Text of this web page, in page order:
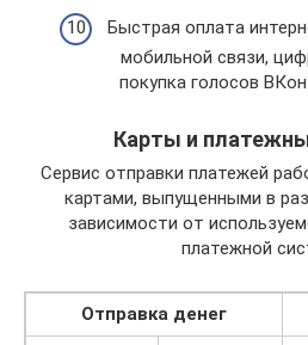
Быстрая оплата
мобильной связи,
покупка голосов
Карты и
Сервис отправки платежей
картами, выпущенными в
зависимости от
платежной
Отправка денег